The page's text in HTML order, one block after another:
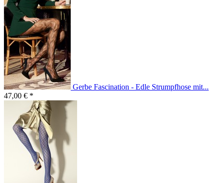
Gerbe Fascination - Edle Strumpfhose mit...
47,00 € *